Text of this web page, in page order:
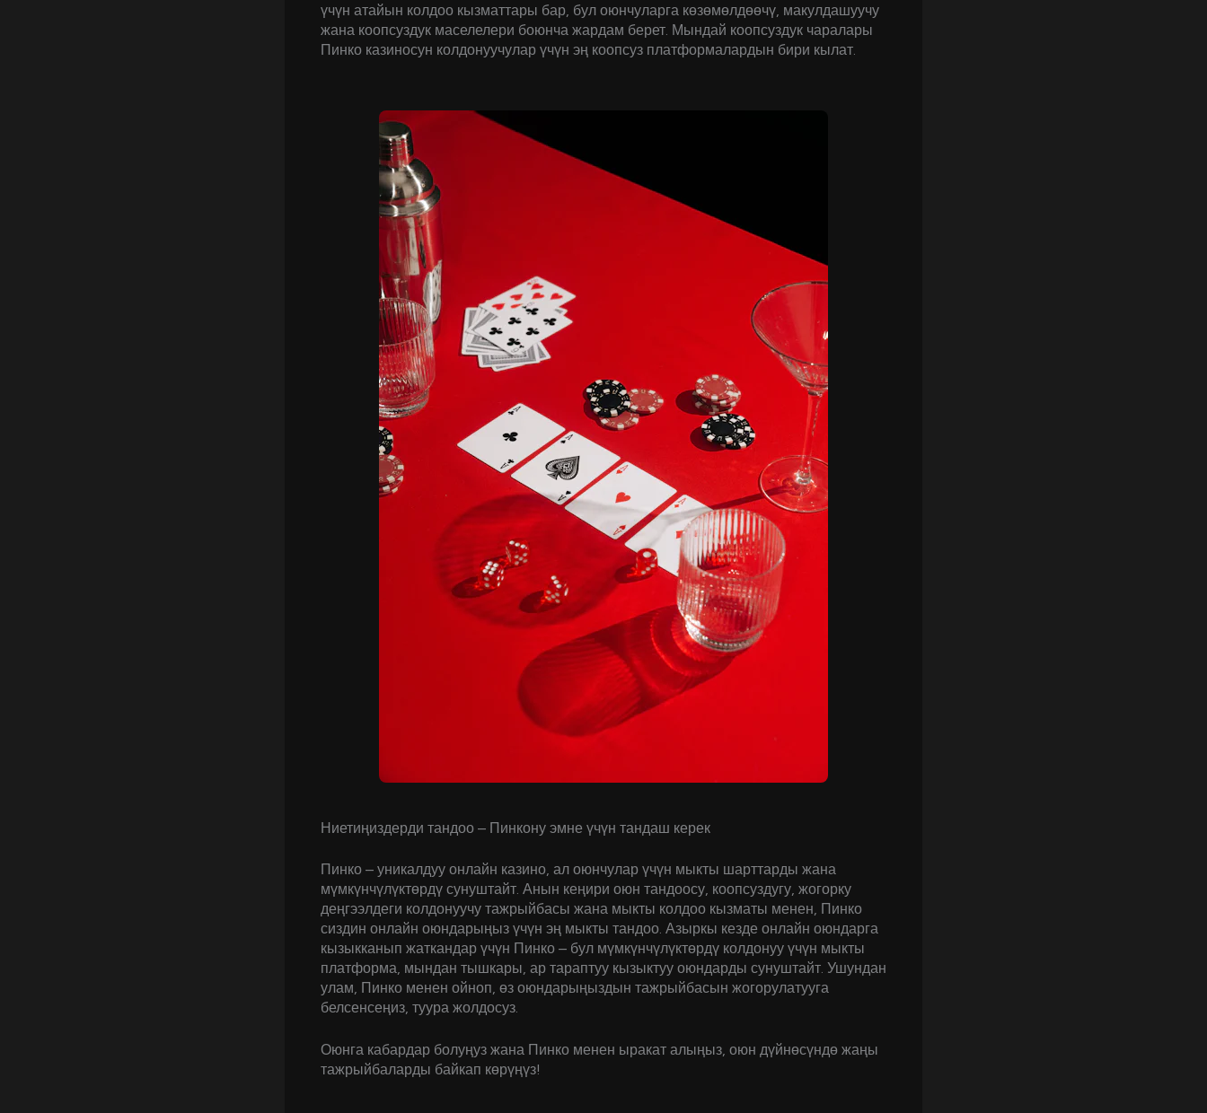
үчүн атайын колдоо кызматтары бар, бул оюнчуларга көзөмөлдөөчү, макулдашуучу
жана коопсуздук маселелери боюнча жардам берет. Мындай коопсуздук чаралары
Пинко казиносун колдонуучулар үчүн эң коопсуз платформалардын бири кылат.
Ниетиңиздерди тандоо – Пинкону эмне үчүн тандаш керек
Пинко – уникалдуу онлайн казино, ал оюнчулар үчүн мыкты шарттарды жана
мүмкүнчүлүктөрдү сунуштайт. Анын кеңири оюн тандоосу, коопсуздугу, жогорку
деңгээлдеги колдонуучу тажрыйбасы жана мыкты колдоо кызматы менен, Пинко
сиздин онлайн оюндарыңыз үчүн эң мыкты тандоо. Азыркы кезде онлайн оюндарга
кызыкканып жаткандар үчүн Пинко – бул мүмкүнчүлүктөрдү колдонуу үчүн мыкты
платформа, мындан тышкары, ар тараптуу кызыктуу оюндарды сунуштайт. Ушундан
улам, Пинко менен ойноп, өз оюндарыңыздын тажрыйбасын жогорулатууга
белсенсеңиз, туура жолдосуз.
Оюнга кабардар болуңуз жана Пинко менен ыракат алыңыз, оюн дүйнөсүндө жаңы
тажрыйбаларды байкап көрүңүз!